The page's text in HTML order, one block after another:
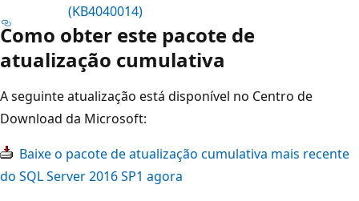
(KB4040014)
Como obter este pacote de
atualização cumulativa
A seguinte atualização está disponível no Centro de
Download da Microsoft:
Baixe o pacote de atualização cumulativa mais recente
do SQL Server 2016 SP1 agora